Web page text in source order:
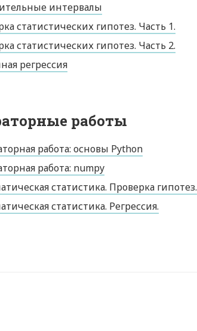
интервалы
статистических гипотез. Часть 1.
статистических гипотез. Часть 2.
регрессия
работы
работа: основы Python
работа: numpy
статистика. Проверка гипотез.
статистика. Регрессия.